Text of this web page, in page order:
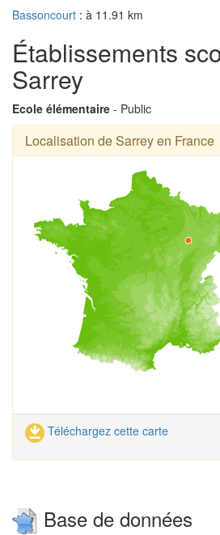
Bassoncourt : à 11.91 km
Établissements
Sarrey
Ecole élémentaire - Public
Localisation de Sarrey en France
Téléchargez cette carte
Base de données